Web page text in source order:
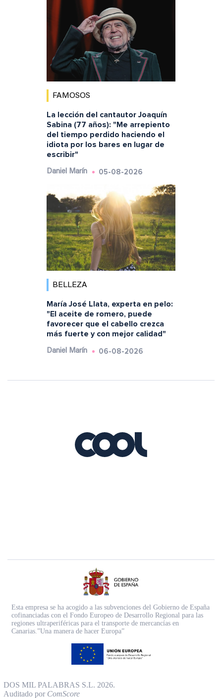
FAMOSOS
La lección del cantautor Joaquín
Sabina (77 años): "Me arrepiento
del tiempo perdido haciendo el
idiota por los bares en lugar de
escribir"
Daniel Marín 05-08-2026
BELLEZA
María José Llata, experta en pelo:
"El aceite de romero, puede
favorecer que el cabello crezca
más fuerte y con mejor calidad"
Daniel Marín 06-08-2026
Esta empresa se ha acogido a las subvenciones del Gobierno de España
cofinanciadas con el Fondo Europeo de Desarrollo Regional para las
regiones ultraperiféricas para el transporte de mercancías en
Canarias.”Una manera de hacer Europa”
DOS MIL PALABRAS S.L. 2026.
Auditado por ComScore